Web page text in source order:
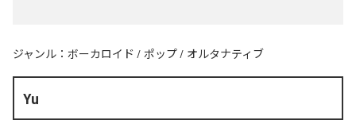
ジャンル： ボーカロイド / ポップ / オルタナティブ
Yu